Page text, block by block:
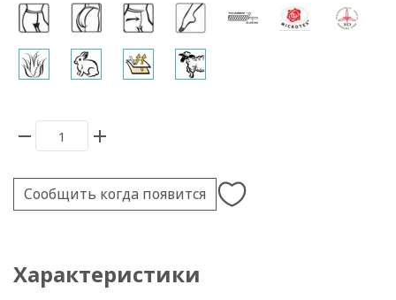
Сообщить когда появится
Характеристики